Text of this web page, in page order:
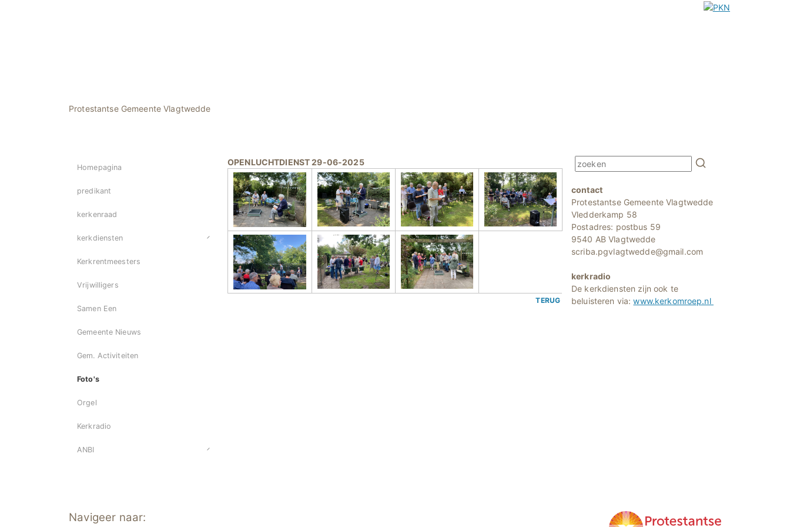
Protestantse Gemeente Vlagtwedde
Homepagina
predikant
kerkenraad
kerkdiensten
Kerkrentmeesters
Vrijwilligers
Samen Een
Gemeente Nieuws
Gem. Activiteiten
Foto's
Orgel
Kerkradio
ANBI
OPENLUCHTDIENST 29-06-2025
TERUG
contact
Protestantse Gemeente Vlagtwedde
Vledderkamp 58
Postadres: postbus 59
9540 AB Vlagtwedde
scriba.pgvlagtwedde@gmail.com
kerkradio
De kerkdiensten zijn ook te
beluisteren via:www.kerkomroep.nl
Navigeer naar: